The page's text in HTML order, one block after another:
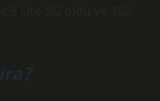
5 Lite 5G oldu ve 152